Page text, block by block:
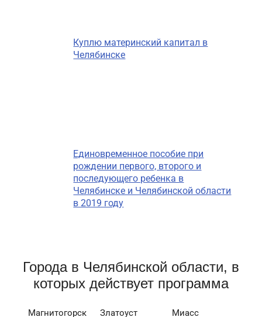
Куплю материнский капитал в
Челябинске
Единовременное пособие при
рождении первого, второго и
последующего ребенка в
Челябинске и Челябинской области
в 2019 году
Города в Челябинской области, в
которых действует программа
Магнитогорск Златоуст
Миасс